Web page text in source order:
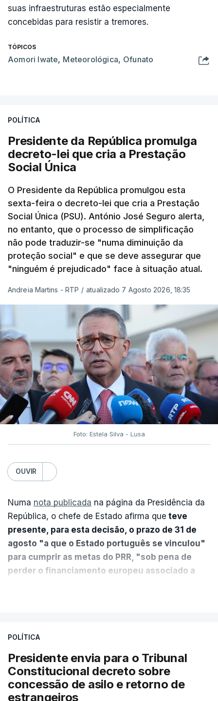
suas infraestruturas estão especialmente
concebidas para resistir a tremores.
TÓPICOS
Aomori Iwate, Meteorológica, Ofunato
POLÍTICA
Presidente da República promulga
decreto-lei que cria a Prestação
Social Única
O Presidente da República promulgou esta
sexta-feira o decreto-lei que cria a Prestação
Social Única (PSU). António José Seguro alerta,
no entanto, que o processo de simplificação
não pode traduzir-se "numa diminuição da
proteção social" e que se deve assegurar que
"ninguém é prejudicado" face à situação atual.
Andreia Martins - RTP / atualizado 7 Agosto 2026, 18:35
Foto: Estela Silva - Lusa
OUVIR
Numa nota publicada na página da Presidência da
República, o chefe de Estado afirma que teve
presente, para esta decisão, o prazo de 31 de
agosto "a que o Estado português se vinculou"
para cumprir as metas do PRR, "sob pena de
perder o financiamento europeu associado a
sistema mais simples, mais justo e transparente".
"Sempre que seja possível reduzir burocracias,
eliminar sobreposições e garantir que os apoios
chegam a quem mais necessita, estaremos a dar
POLÍTICA
Presidente envia para o Tribunal
Constitucional decreto sobre
concessão de asilo e retorno de
estrangeiros